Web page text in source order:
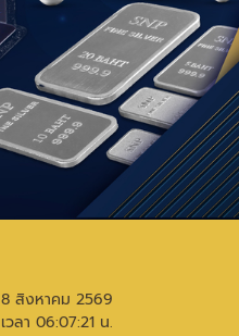
8 สิงหาคม 2569
เวลา 06:07:21 น.